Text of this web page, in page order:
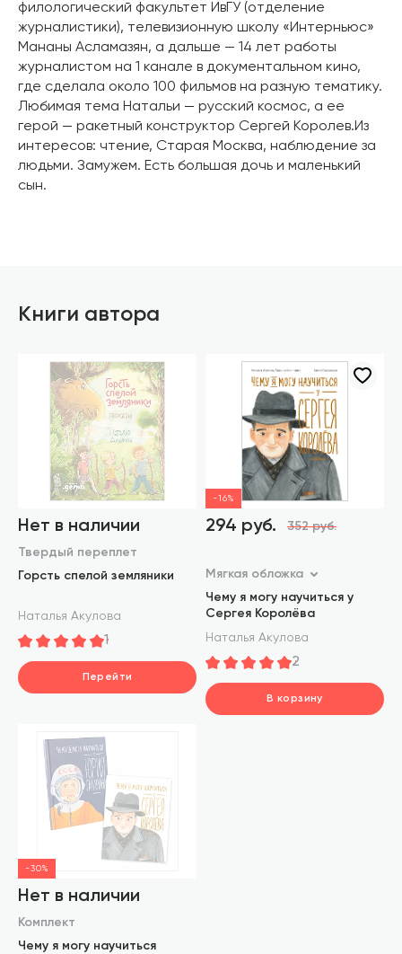
филологический факультет ИвГУ (отделение
журналистики), телевизионную школу «Интерньюс»
Мананы Асламазян, а дальше — 14 лет работы
журналистом на 1 канале в документальном кино,
где сделала около 100 фильмов на разную тематику.
Любимая тема Натальи — русский космос, а ее
герой — ракетный конструктор Сергей Королев.Из
интересов: чтение, Старая Москва, наблюдение за
людьми. Замужем. Есть большая дочь и маленький
сын.
Книги автора
Нет в наличии
Твердый переплет
Горсть спелой земляники
Наталья Акулова
1
Перейти
-16%
294 руб. 352 руб.
Мягкая обложка
Чему я могу научиться у
Сергея Королёва
Наталья Акулова
2
В корзину
В корзину
-30%
Нет в наличии
Комплект
Чему я могу научиться